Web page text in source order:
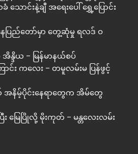
သောင်းနဲ့ချီ အရေးပေါ် ရွှေ့ပြောင်း
နေပြည်တော်မှာ တွေ့ဆုံမှု ရလဒ် ဝ
န္ဒိယ – မြန်မာနယ်စပ်
င်း ကလေး – တမူလမ်းမ ပြန်ဖွင့်
ယ် အနိမ့်ပိုင်းနေရာတွေက အိမ်​တွေ
း မြေပြိုလို့ မိုးကုတ် – မန္တလေးလမ်း